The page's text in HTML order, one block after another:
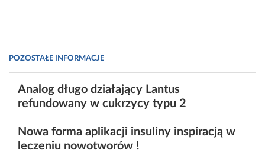
POZOSTAŁE INFORMACJE
Analog długo działający Lantus
refundowany w cukrzycy typu 2
Nowa forma aplikacji insuliny inspiracją w
leczeniu nowotworów !